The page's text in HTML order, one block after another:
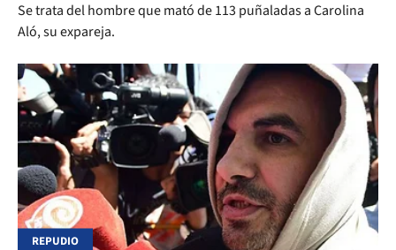
Se trata del hombre que mató de 113 puñaladas a Carolina
Aló, su expareja.
REPUDIO